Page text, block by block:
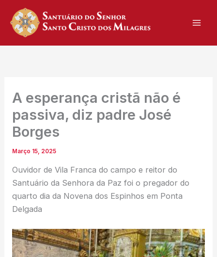
content
A esperança cristã não é
passiva, diz padre José
Borges
Março 15, 2025
Ouvidor de Vila Franca do campo e reitor do
Santuário da Senhora da Paz foi o pregador do
quarto dia da Novena dos Espinhos em Ponta
Delgada